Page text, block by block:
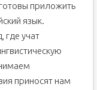
приложить
язык.
где учат
приносят нам